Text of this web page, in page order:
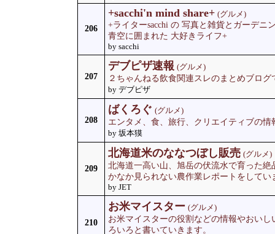
206
+sacchi'n mind share+ (グルメ)
+ライターsacchi の 写真と雑貨とガーデニ
青空に囲まれた 大好きライフ+
by sacchi
207
デブピザ速報 (グルメ)
２ちゃんねる飲食関連スレのまとめブログ
by デブピザ
208
ばくろぐ (グルメ)
エンタメ、食、旅行、クリエイティブの情
by 坂本獏
209
北海道米のななつぼし販売 (グルメ)
北海道一高い山、旭岳の伏流水で育った
かなか見られない農作業レポートをしてい
by JET
210
お米マイスター (グルメ)
お米マイスターの役割などの情報やおい
ろいろと書いていきます。